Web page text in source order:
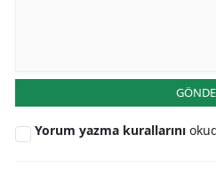
Yorum yazma kurallarını